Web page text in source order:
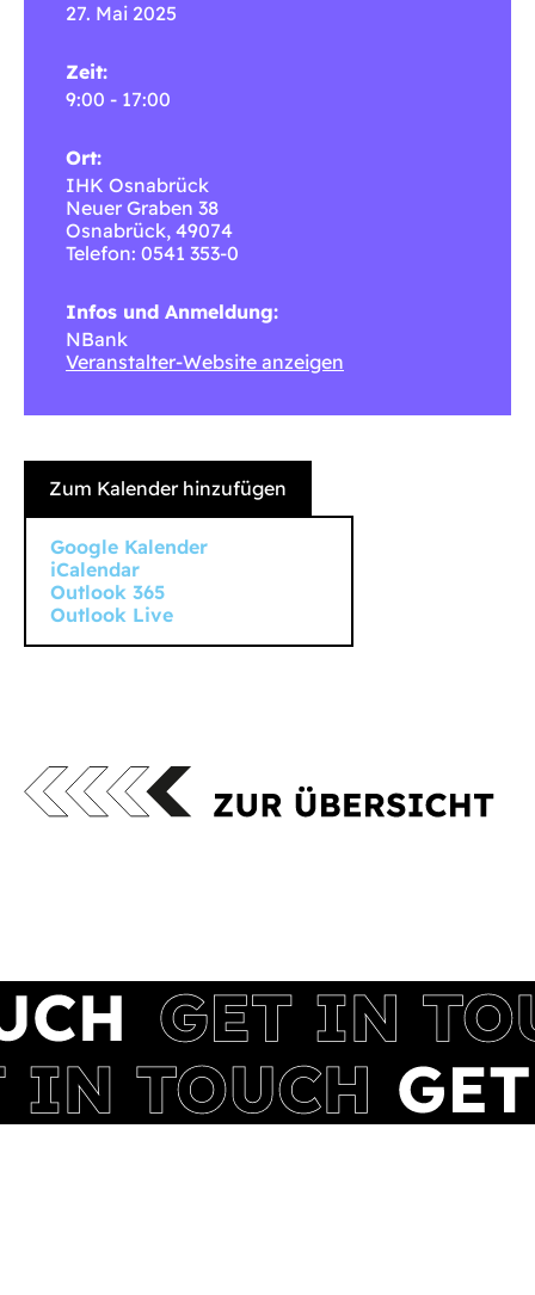
27. Mai 2025
Zeit:
9:00 - 17:00
Ort:
IHK Osnabrück
Neuer Graben 38
Osnabrück, 49074
Telefon: 0541 353-0
Infos und Anmeldung:
NBank
Veranstalter-Website anzeigen
Zum Kalender hinzufügen
Google Kalender
iCalendar
Outlook 365
Outlook Live